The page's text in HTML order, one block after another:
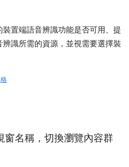
置端語音辨識功能是否可用、提
識所需的資源，並視需要選擇裝
窗名稱，切換瀏覽內容群